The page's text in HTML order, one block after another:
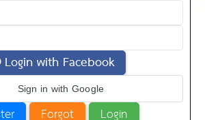
Login with Facebook
Sign in with Google